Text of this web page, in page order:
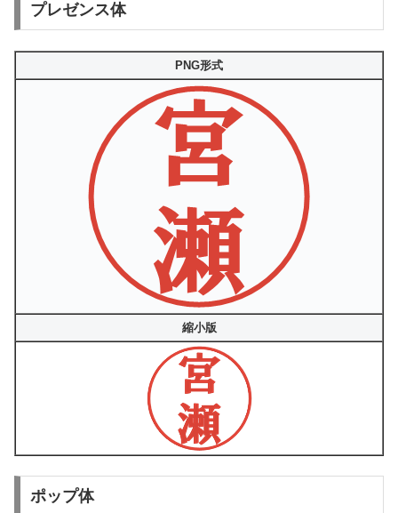
プレゼンス体
PNG形式
縮小版
ポップ体